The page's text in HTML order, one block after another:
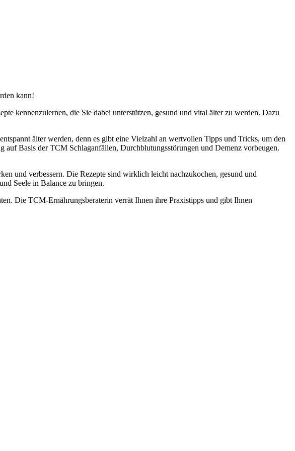
kann!
kennenzulernen, die Sie dabei unterstützen, gesund und vital älter zu werden. Dazu
älter werden, denn es gibt eine Vielzahl an wertvollen Tipps und Tricks, um den
auf Basis der TCM Schlaganfällen, Durchblutungsstörungen und Demenz vorbeugen.
und verbessern. Die Rezepte sind wirklich leicht nachzukochen, gesund und
Seele in Balance zu bringen.
Die TCM-Ernährungsberaterin verrät Ihnen ihre Praxistipps und gibt Ihnen